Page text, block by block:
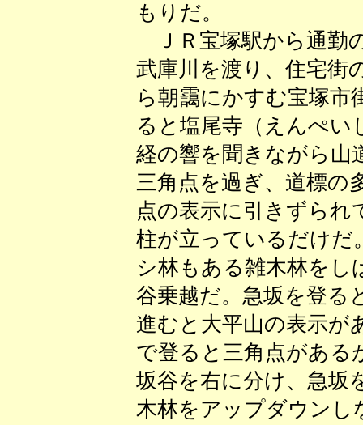
もりだ。
ＪＲ宝塚駅から通勤
武庫川を渡り、住宅街
ら朝靄にかすむ宝塚市
ると塩尾寺（えんぺい
経の響を聞きながら山
三角点を過ぎ、道標の
点の表示に引きずられ
柱が立っているだけだ
シ林もある雑木林をし
谷乗越だ。急坂を登る
進むと大平山の表示が
で登ると三角点がある
坂谷を右に分け、急坂
木林をアップダウンし